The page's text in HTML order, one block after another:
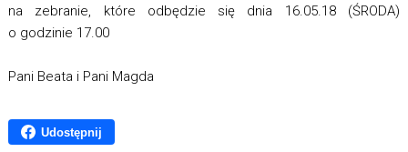
na zebranie, które odbędzie się dnia 16.05.18 (ŚRODA)
o godzinie 17.00
Pani Beata i Pani Magda
Udostępnij